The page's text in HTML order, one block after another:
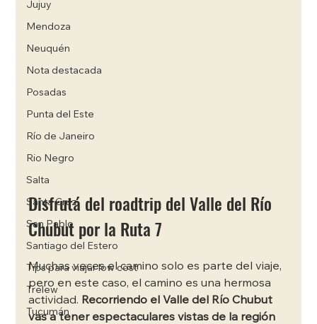
Jujuy
Mendoza
Neuquén
Nota destacada
Posadas
Punta del Este
Río de Janeiro
Rio Negro
Salta
Santa Cruz
San Pablo
Santiago del Estero
Tips para viajar low cost
Trelew
Tucumán
Disfrutá del roadtrip del Valle del Río
Chubut por la Ruta 7
Muchas veces el camino solo es parte del viaje,
pero en este caso, el camino es una hermosa
actividad. Recorriendo el Valle del Río Chubut
vas a tener espectaculares vistas de la región